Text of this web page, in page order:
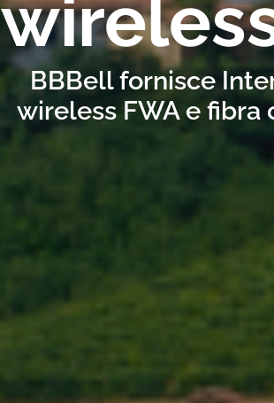
BBBell fornisce
wireless FWA e fibra